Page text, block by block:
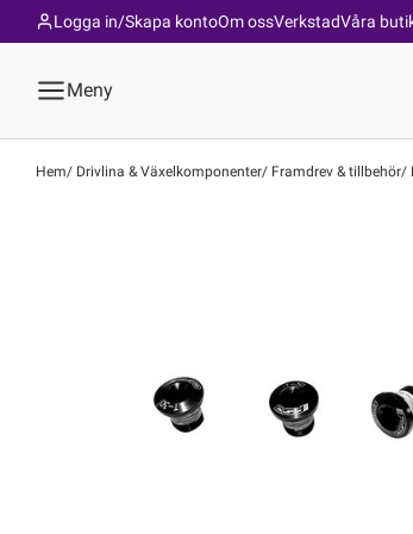
Om ossVerkstadVåra
Logga in/Skapa konto
Meny
Hem Drivlina & Växelkomponenter Framdrev & tillbehör